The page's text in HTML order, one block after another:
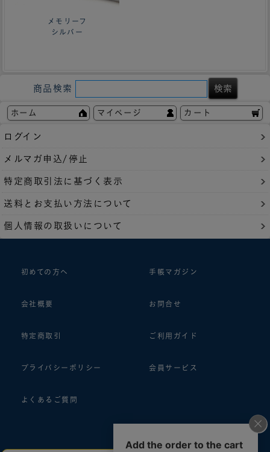
メモリーフ
シルバー
商品検索
ホーム マイページ カート
ログイン
メルマガ申込/停止
特定商取引法に基づく表示
送料とお支払い方法について
個人情報の取扱いについて
初めての方へ 手帳マガジン
会社概要 お問合せ
特定商取引 ご利用ガイド
プライバシーポリシー 会員サービス
よくあるご質問
follow us!